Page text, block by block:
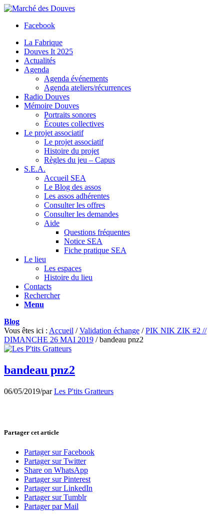
Facebook
La Fabrique
Douves It 2025
Actualités
Agenda
Agenda événements
Agenda ateliers/récurrences
Radio Douves
Mémoire Douves
Portraits sonores
Écoutes collectives
Le projet associatif
Le projet associatif
Histoire du projet
Règles du jeu – Capus
S.E.A.
Accueil SEA
Le Blog des assos
Les assos adhérentes
Consulter les offres
Consulter les demandes
Aide
Questions fréquentes
Notice SEA
Fiche pratique SEA
Le lieu
Les espaces
Histoire du lieu
Contacts
Rechercher
Menu
Blog
Vous êtes ici : Accueil / Validation échange / PIK NIK ZIK #2 //
DIMANCHE 26 MAI 2019 / bandeau pnz2
bandeau pnz2
06/05/2019/parLes P'tits Gratteurs
Partager cet article
Partager sur Facebook
Partager sur Twitter
Share on WhatsApp
Partager sur Pinterest
Partager sur LinkedIn
Partager sur Tumblr
Partager par Mail